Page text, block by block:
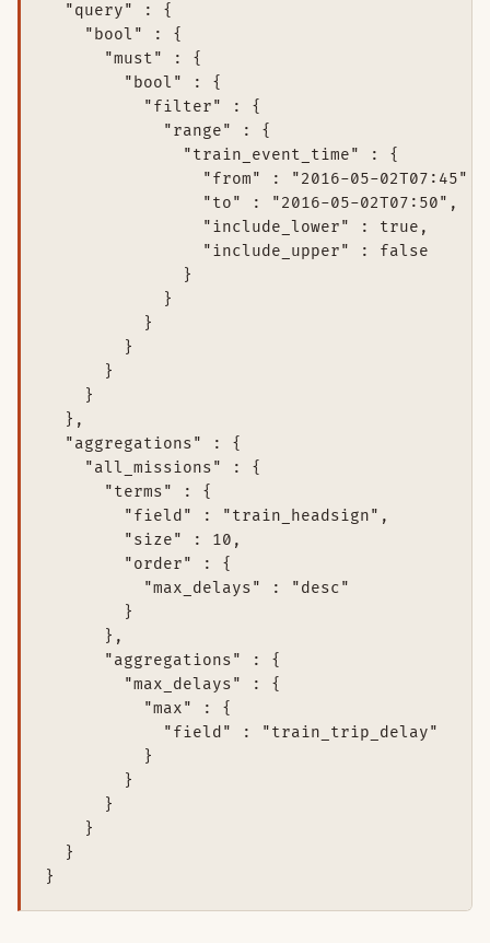
  "query" : {
    "bool" : {
      "must" : {
        "bool" : {
          "filter" : {
            "range" : {
              "train_event_time" : {
                "from" : "2016-05-02T07:45",
                "to" : "2016-05-02T07:50",
                "include_lower" : true,
                "include_upper" : false
              }
            }
          }
        }
      }
    }
  },
  "aggregations" : {
    "all_missions" : {
      "terms" : {
        "field" : "train_headsign",
        "size" : 10,
        "order" : {
          "max_delays" : "desc"
        }
      },
      "aggregations" : {
        "max_delays" : {
          "max" : {
            "field" : "train_trip_delay"
          }
        }
      }
    }
  }